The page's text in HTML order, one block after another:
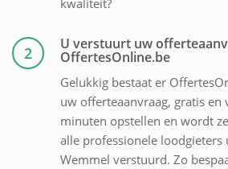
2 U verstuurt uw
OffertesOnline.be
Gelukkig bestaat er
uw offerteaanvraag, gratis
minuten opstellen en wordt
alle professionele loodgieters
Wemmel verstuurd. Zo